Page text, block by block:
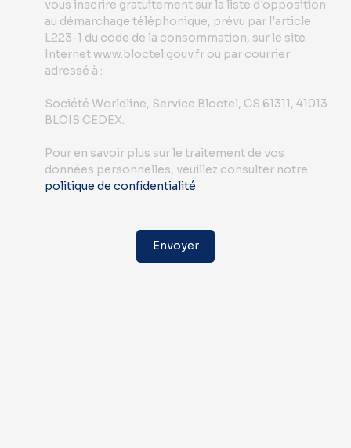
vous inscrire gratuitement sur la liste d'opposition
au démarchage téléphonique, prévu par l'article
L223-1 du code de la consommation, sur le site
Internet www.bloctel.gouv.fr ou par courrier
adressé à :
Société Worldline, Service Bloctel, CS 61311, 41013
BLOIS CEDEX.
Pour en savoir plus sur le traitement de vos
données personnelles, veuillez consulter notre
politique de confidentialité.
Envoyer